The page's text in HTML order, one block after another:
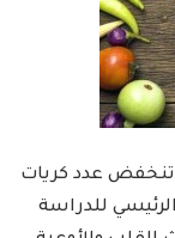
تنخفض عدد كريات
للدراسة